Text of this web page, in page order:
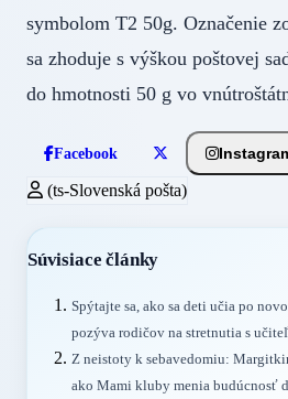
symbolom T2 50g. Označenie
sa zhoduje s výškou poštovej
do hmotnosti 50 g vo
Facebook
(ts-Slovenská pošta)
Súvisiace články
Spýtajte sa, ako sa deti učia po
pozýva rodičov na stretnutia s
Z neistoty k sebavedomiu:
ako Mami kluby menia budúcnosť